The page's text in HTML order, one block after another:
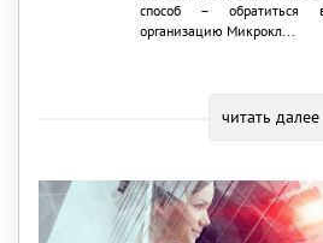
способ – обратиться
организацию Микрокл...
читать далее